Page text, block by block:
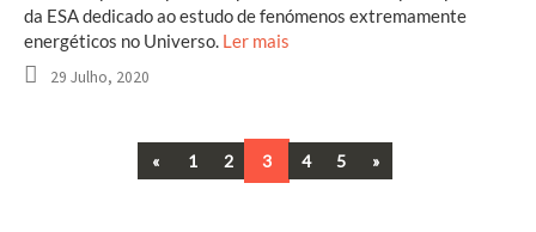
da ESA dedicado ao estudo de fenómenos extremamente
energéticos no Universo. Ler mais
29 Julho, 2020
Navegação
« Previous
1 2 3 4 5 Next
»